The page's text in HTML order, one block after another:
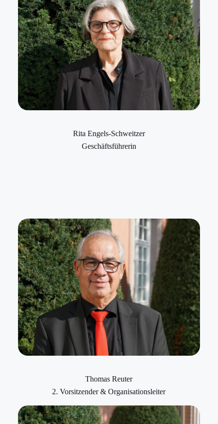
Rita Engels-Schweitzer
Geschäftsführerin
Thomas Reuter
2. Vorsitzender & Organisationsleiter